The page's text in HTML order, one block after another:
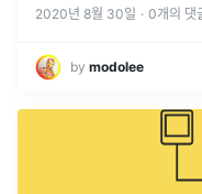
2020년 8월 30일 · 0개의 댓
by modolee